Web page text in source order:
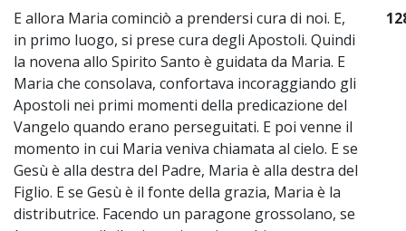
E allora Maria cominciò a prendersi cura di noi. E,
in primo luogo, si prese cura degli Apostoli. Quindi
la novena allo Spirito Santo è guidata da Maria. E
Maria che consolava, confortava incoraggiando gli
Apostoli nei primi momenti della predicazione del
Vangelo quando erano perseguitati. E poi venne il
momento in cui Maria veniva chiamata al cielo. E se
Gesù è alla destra del Padre, Maria è alla destra del
Figlio. E se Gesù è il fonte della grazia, Maria è la
distributrice. Facendo un paragone grossolano, se